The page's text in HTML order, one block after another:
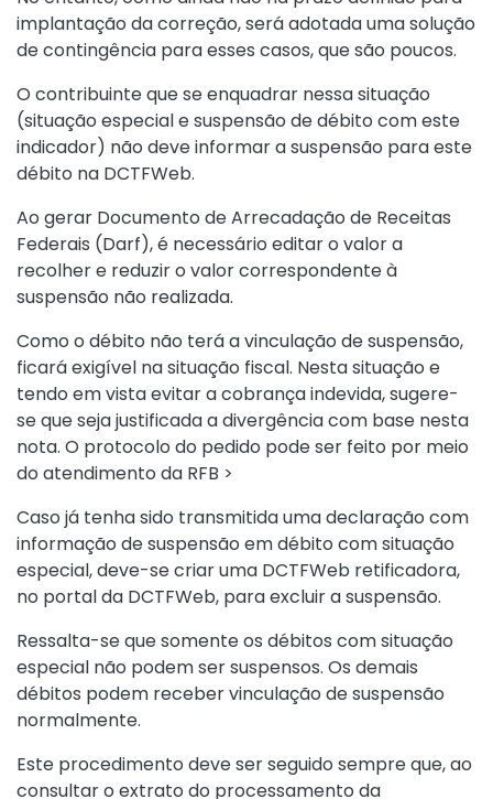
implantação da correção, será adotada uma solução
de contingência para esses casos, que são poucos.
O contribuinte que se enquadrar nessa situação
(situação especial e suspensão de débito com este
indicador) não deve informar a suspensão para este
débito na DCTFWeb.
Ao gerar Documento de Arrecadação de Receitas
Federais (Darf), é necessário editar o valor a
recolher e reduzir o valor correspondente à
suspensão não realizada.
Como o débito não terá a vinculação de suspensão,
ficará exigível na situação fiscal. Nesta situação e
tendo em vista evitar a cobrança indevida, sugere-
se que seja justificada a divergência com base nesta
nota. O protocolo do pedido pode ser feito por meio
do atendimento da RFB >
Caso já tenha sido transmitida uma declaração com
informação de suspensão em débito com situação
especial, deve-se criar uma DCTFWeb retificadora,
no portal da DCTFWeb, para excluir a suspensão.
Ressalta-se que somente os débitos com situação
especial não podem ser suspensos. Os demais
débitos podem receber vinculação de suspensão
normalmente.
Este procedimento deve ser seguido sempre que, ao
consultar o extrato do processamento da